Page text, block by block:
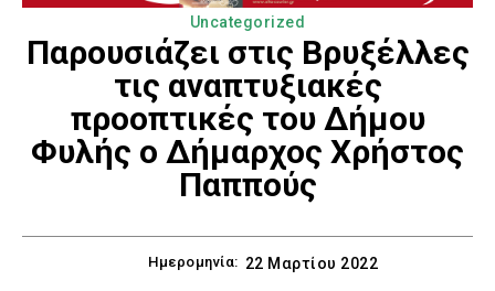
Uncategorized
Παρουσιάζει στις Βρυξέλλες
τις αναπτυξιακές
προοπτικές του Δήμου
Φυλής ο Δήμαρχος Χρήστος
Παππούς
Ημερομηνία: 22 Μαρτίου 2022